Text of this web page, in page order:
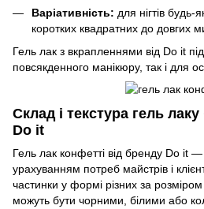
Варіативність: для нігтів
коротких квадратних до довгих
Гель лак з вкрапленнями від Do it
повсякденного манікюру, так і для
Склад і текстура гель
Do it
Гель лак конфетті від бренду Do it
урахуванням потреб майстрів і
частинки у формі різних за
можуть бути чорними, білими або